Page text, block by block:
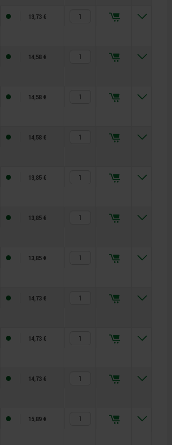
13,73 €
14,58 €
14,58 €
14,58 €
13,85 €
13,85 €
13,85 €
14,73 €
14,73 €
14,73 €
15,89 €